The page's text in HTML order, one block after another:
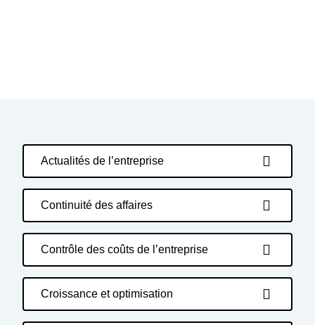
Actualités de l’entreprise
Continuité des affaires
Contrôle des coûts de l’entreprise
Croissance et optimisation